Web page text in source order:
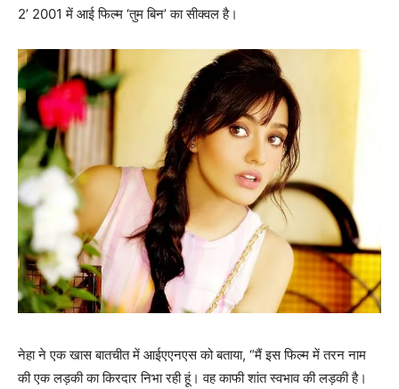
2’ 2001 में आई फिल्म ‘तुम बिन’ का सीक्वल है।
नेहा ने एक खास बातचीत में आईएएनएस को बताया, “मैं इस फिल्म में तरन नाम
की एक लड़की का किरदार निभा रही हूं। वह काफी शांत स्वभाव की लड़की है।